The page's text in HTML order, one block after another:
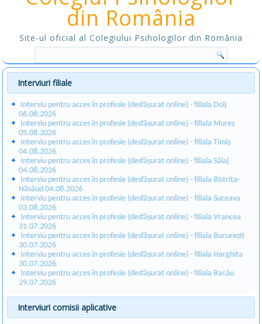
din România
Site-ul oficial al Colegiului Psihologilor din România
Interviuri filiale
Interviu pentru acces în profesie (desfășurat online) - filiala Dolj
06.08.2026
Interviu pentru acces în profesie (desfășurat online) - filiala Mureș
05.08.2026
Interviu pentru acces în profesie (desfășurat online) - filiala Timiș
04.08.2026
Interviu pentru acces în profesie (desfășurat online) - filiala Sălaj
04.08.2026
Interviu pentru acces în profesie (desfășurat online) - filiala Bistrița-
Năsăud 04.08.2026
Interviu pentru acces în profesie (desfășurat online) - filiala Suceava
03.08.2026
Interviu pentru acces în profesie (desfășurat online) - filiala Vrancea
31.07.2026
Interviu pentru acces în profesie (desfășurat online) - filiala București
30.07.2026
Interviu pentru acces în profesie (desfășurat online) - filiala Harghita
30.07.2026
Interviu pentru acces în profesie (desfășurat online) - filiala Bacău
29.07.2026
Interviuri comisii aplicative